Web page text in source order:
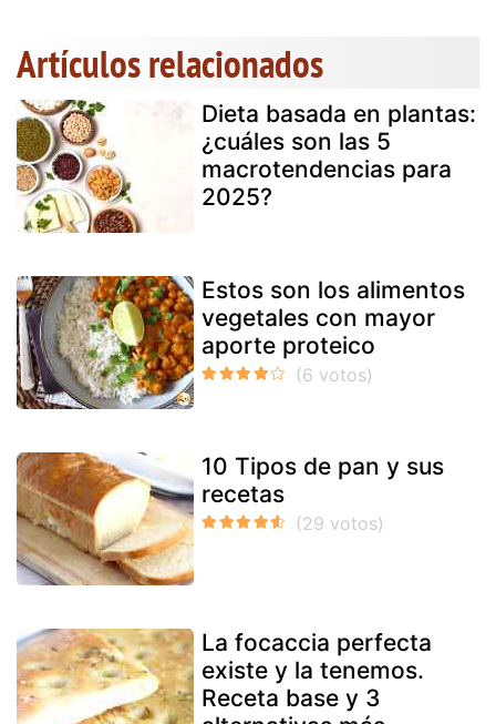
Artículos relacionados
Dieta basada en plantas:
¿cuáles son las 5
macrotendencias para
2025?
Estos son los alimentos
vegetales con mayor
aporte proteico
10 Tipos de pan y sus
recetas
La focaccia perfecta
existe y la tenemos.
Receta base y 3